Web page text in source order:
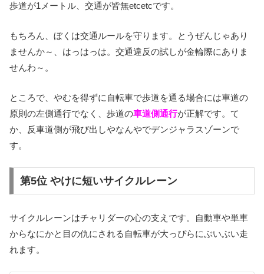
歩道が1メートル、交通が皆無etcetcです。
もちろん、ぼくは交通ルールを守ります。とうぜんじゃあり
ませんか～、はっはっは。交通違反の試しが金輪際にありま
せんわ～。
ところで、やむを得ずに自転車で歩道を通る場合には車道の
原則の左側通行でなく、歩道の車道側通行が正解です。て
か、反車道側が飛び出しやなんやでデンジャラスゾーンで
す。
第5位 やけに短いサイクルレーン
サイクルレーンはチャリダーの心の支えです。自動車や単車
からなにかと目の仇にされる自転車が大っぴらにぶいぶい走
れます。